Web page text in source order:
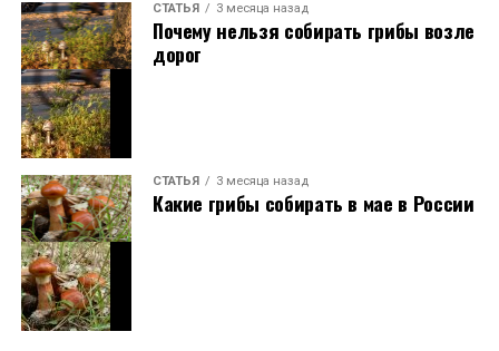
СТАТЬЯ 3 месяца назад
Почему нельзя собирать грибы возле
дорог
СТАТЬЯ 3 месяца назад
Какие грибы собирать в мае в России